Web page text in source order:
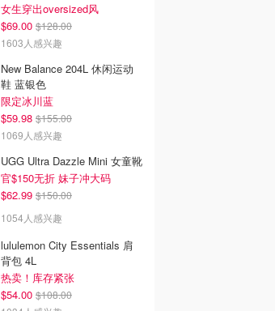
女生穿出oversized风
$69.00 $128.00
1603人感兴趣
New Balance 204L 休闲运动
鞋 蓝银色
限定冰川蓝
$59.98 $155.00
1069人感兴趣
UGG Ultra Dazzle Mini 女童靴
官$150无折 妹子冲大码
$62.99 $150.00
1054人感兴趣
lululemon City Essentials 肩
背包 4L
热卖！库存紧张
$54.00 $108.00